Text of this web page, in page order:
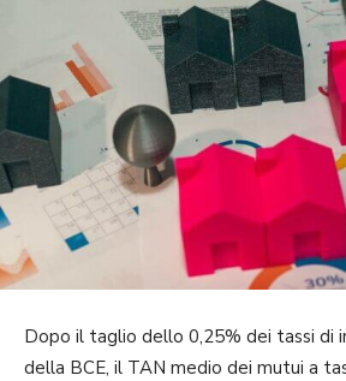
Dopo il taglio dello 0,25% dei tassi di
della BCE, il TAN medio dei mutui a